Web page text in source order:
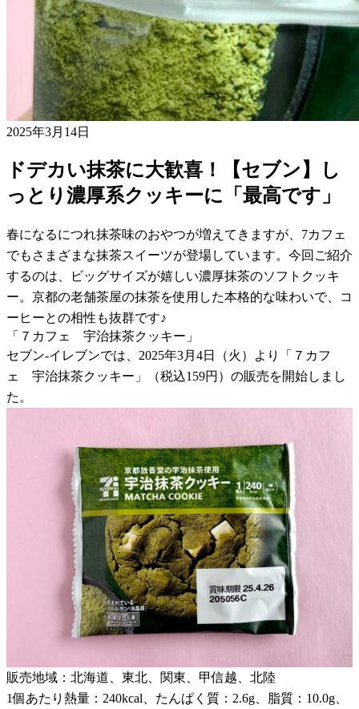
2025年3月14日
ドデカい抹茶に大歓喜！【セブン】し
っとり濃厚系クッキーに「最高です」
春になるにつれ抹茶味のおやつが増えてきますが、7カフェ
でもさまざまな抹茶スイーツが登場しています。今回ご紹介
するのは、ビッグサイズが嬉しい濃厚抹茶のソフトクッキ
ー。京都の老舗茶屋の抹茶を使用した本格的な味わいで、コ
ーヒーとの相性も抜群です♪
「７カフェ 宇治抹茶クッキー」
セブン-イレブンでは、2025年3月4日（火）より「７カフ
ェ 宇治抹茶クッキー」（税込159円）の販売を開始しまし
た。
販売地域：北海道、東北、関東、甲信越、北陸
1個あたり熱量：240kcal、たんぱく質：2.6g、脂質：10.0g、